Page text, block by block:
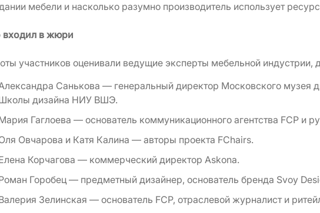
мебели и насколько разумно производитель использует
входил в жюри
участников оценивали ведущие эксперты мебельной индустрии,
Санькова — генеральный директор Московского музея
дизайна НИУ ВШЭ.
Гаглоева — основатель коммуникационного агентства FCP и
Овчарова и Катя Калина — авторы проекта FChairs.
Корчагова — коммерческий директор Askona.
Горобец — предметный дизайнер, основатель бренда Svoy
Зелинская — основатель FCP, отраслевой журналист и